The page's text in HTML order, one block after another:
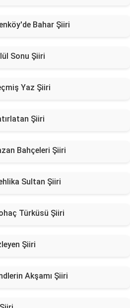
Bahar Şiiri
Sonu Şiiri
Yaz Şiiri
Şiiri
Bahçeleri Şiiri
Sultan Şiiri
Türküsü Şiiri
Şiiri
Akşamı Şiiri